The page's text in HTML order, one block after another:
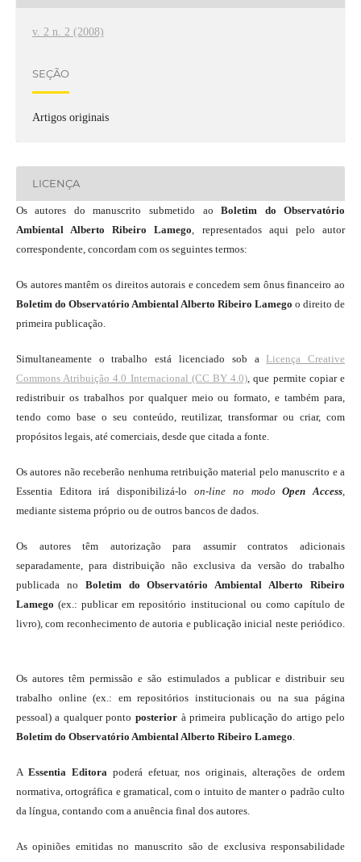
v. 2 n. 2 (2008)
SEÇÃO
Artigos originais
LICENÇA
Os autores do manuscrito submetido aoBoletim do Observatório
Ambiental Alberto Ribeiro Lamego , representados aqui pelo autor
correspondente, concordam com os seguintes termos:
Os autores mantêm os direitos autorais e concedem sem ônus financeiro ao
Boletim do Observatório Ambiental Alberto Ribeiro Lamegoo direito de
primeira publicação.
Simultaneamente o trabalho está licenciado sob a Licença Creative
Commons Atribuição 4.0 Internacional (CC BY 4.0) , que permite copiar e
redistribuir os trabalhos por qualquer meio ou formato, e também para,
tendo como base o seu conteúdo, reutilizar, transformar ou criar, com
propósitos legais, até comerciais, desde que citada a fonte.
Os autores não receberão nenhuma retribuição material pelo manuscrito e a
Essentia Editora irá disponibilizá-lo on-line no modo Open Access
mediante sistema próprio ou de outros bancos de dados.
Os autores têm autorização para assumir contratos adicionais
separadamente, para distribuição não exclusiva da versão do trabalho
publicada no Boletim do Observatório Ambiental Alberto Ribeiro
Lamego (ex.: publicar em repositório institucional ou como capítulo de
livro), com reconhecimento de autoria e publicação inicial neste periódico.
Os autores têm permissão e são estimulados a publicar e distribuir seu
trabalho online (ex.: em repositórios institucionais ou na sua página
pessoal) a qualquer ponto posterior à primeira publicação do artigo pelo
Boletim do Observatório Ambiental Alberto Ribeiro Lamego
A Essentia Editora poderá efetuar, nos originais, alterações de ordem
normativa, ortográfica e gramatical, com o intuito de manter o padrão culto
da língua, contando com a anuência final dos autores.
As opiniões emitidas no manuscrito são de exclusiva responsabilidade